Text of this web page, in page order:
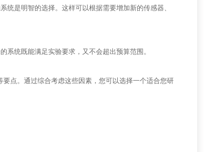
是明智的选择。这样可以根据需要增加新的传感器、
统既能满足实验要求，又不会超出预算范围。
点。通过综合考虑这些因素，您可以选择一个适合您研